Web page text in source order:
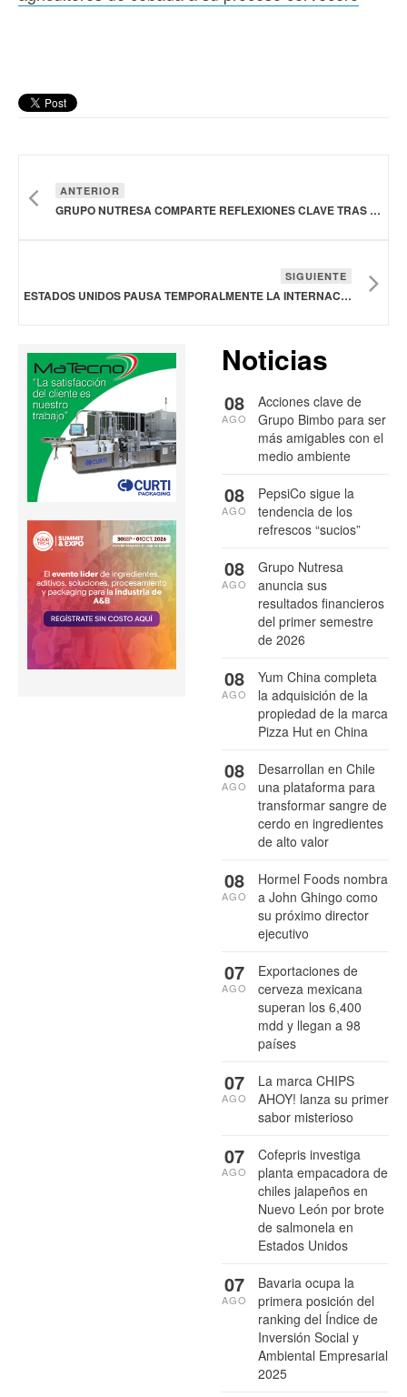
ANTERIOR
GRUPO NUTRESA COMPARTE REFLEXIONES CLAVE TRAS SU PARTICIPACIÓN EN LA COP16 SOBRE BIODIVERSIDAD
SIGUIENTE
ESTADOS UNIDOS PAUSA TEMPORALMENTE LA INTERNACIÓN DE GANADO MEXICANO A SU TERRITORIO
Noticias
Acciones clave de
Grupo Bimbo para ser
más amigables con el
medio ambiente
08
AGO
PepsiCo sigue la
tendencia de los
refrescos “sucios”
08
AGO
Grupo Nutresa
anuncia sus
resultados financieros
del primer semestre
de 2026
08
AGO
Yum China completa
la adquisición de la
propiedad de la marca
Pizza Hut en China
08
AGO
Desarrollan en Chile
una plataforma para
transformar sangre de
cerdo en ingredientes
de alto valor
08
AGO
Hormel Foods nombra
a John Ghingo como
su próximo director
ejecutivo
08
AGO
Exportaciones de
cerveza mexicana
superan los 6,400
mdd y llegan a 98
países
07
AGO
La marca CHIPS
AHOY! lanza su primer
sabor misterioso
07
AGO
Cofepris investiga
planta empacadora de
chiles jalapeños en
Nuevo León por brote
de salmonela en
Estados Unidos
07
AGO
Bavaria ocupa la
primera posición del
ranking del Índice de
Inversión Social y
Ambiental Empresarial
2025
07
AGO